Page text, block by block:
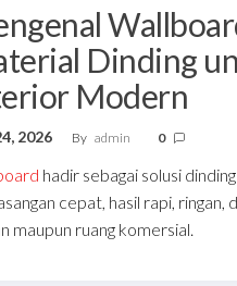
Dinding
Modern
2026 By admin 0
hadir sebagai solusi
cepat, hasil rapi, ringan,
maupun ruang komersial.